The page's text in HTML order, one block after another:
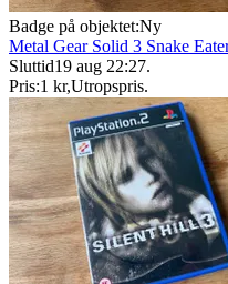
Badge på objektet:Ny
Metal Gear Solid 3 Snake
Sluttid19 aug 22:27.
Pris:1 kr,Utropspris.